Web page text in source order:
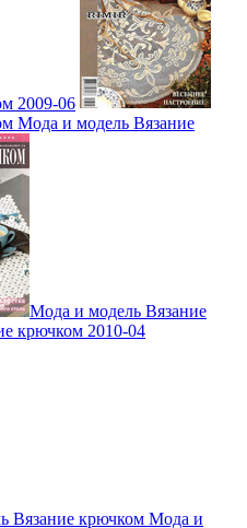
2009-06
Мода и модель Вязание
Мода и модель Вязание
крючком 2010-04
Вязание крючком Мода и